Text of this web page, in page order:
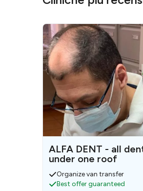
ALFA DENT - all
under one roof
Organize van transfer
Best offer guaranteed